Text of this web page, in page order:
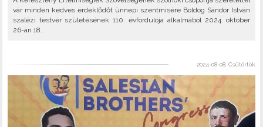
vár minden kedves érdeklődőt ünnepi szentmisére Boldog Sándor István
szalézi testvér születésének 110. évfordulója alkalmából 2024. október
26-án 18..
2024-08-08, Csütörtök